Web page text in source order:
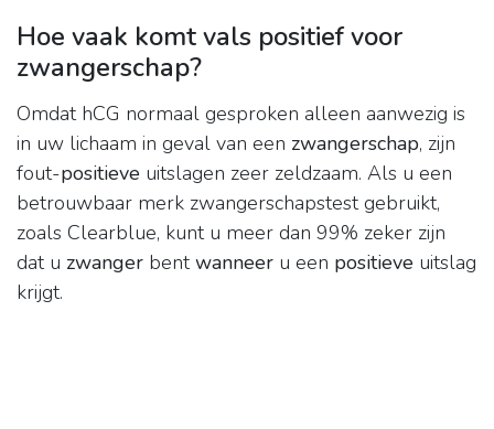
Hoe vaak komt vals positief voor
zwangerschap?
Omdat hCG normaal gesproken alleen aanwezig is
in uw lichaam in geval van een zwangerschap, zijn
fout-positieve uitslagen zeer zeldzaam. Als u een
betrouwbaar merk zwangerschapstest gebruikt,
zoals Clearblue, kunt u meer dan 99% zeker zijn
dat u zwanger bentwanneer u een positieve uitslag
krijgt.